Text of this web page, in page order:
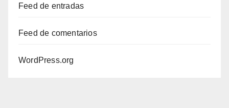
Feed de entradas
Feed de comentarios
WordPress.org